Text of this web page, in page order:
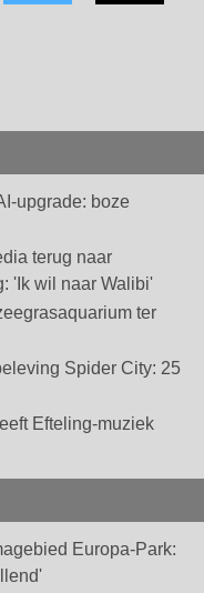
upgrade: boze
terug naar
'Ik wil naar Walibi'
ter
Spider City: 25
Efteling-muziek
Europa-Park: